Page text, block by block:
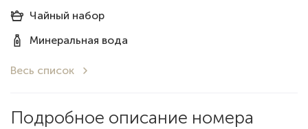
Чайный набор
Минеральная вода
Весь список
Подробное описание номера